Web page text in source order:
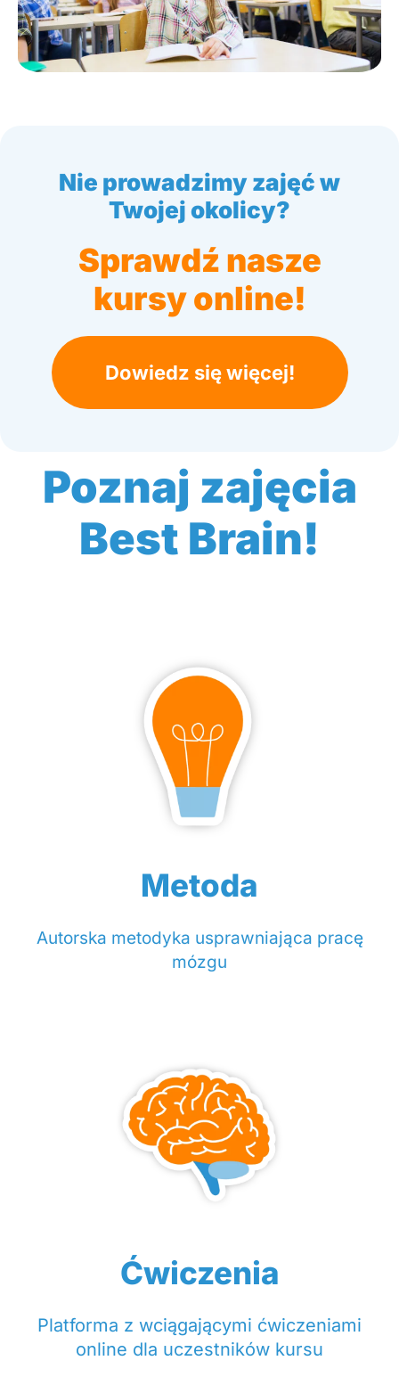
Nie prowadzimy zajęć w
Twojej okolicy?
Sprawdź nasze
kursy online!
Dowiedz się więcej!
Poznaj zajęcia
Best Brain!
Metoda
Autorska metodyka usprawniająca pracę
mózgu
Ćwiczenia
Platforma z wciągającymi ćwiczeniami
online dla uczestników kursu​